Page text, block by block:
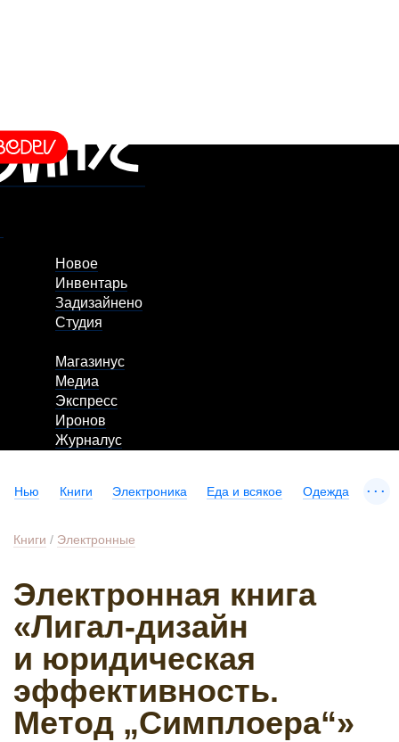
Новое
Инвентарь
Задизайнено
Студия
Магазинус
Медиа
Экспресс
Иронов
Журналус
Нью Книги Электроника Еда и всякое Одежда ...
Книги / Электронные
Электронная книга
«Лигал-дизайн
и юридическая
эффективность.
Метод „Симплоера“»